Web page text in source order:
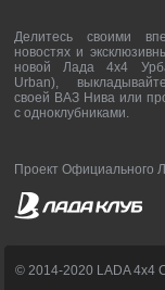
Делитесь своими
новостях и
новой Лада 4х4
Urban),
своей ВАЗ Нива или
с одноклубниками.
Проект Официального
© 2014-2020 LADA 4x4